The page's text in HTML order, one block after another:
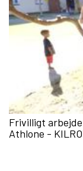
Frivilligt
Athlone -